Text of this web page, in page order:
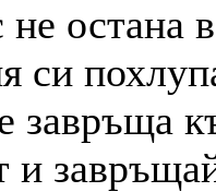
остана
си
завръща
и